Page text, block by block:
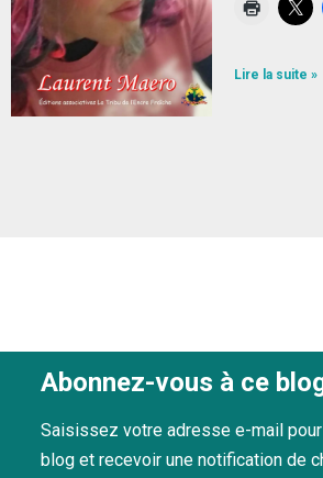
Lire la suite »
Abonnez-vous à ce
Saisissez votre adresse e-mail
blog et recevoir une notification de